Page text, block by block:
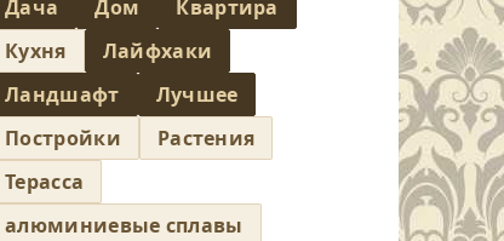
Дача
Дом
Квартира
Кухня
Лайфхаки
Ландшафт
Лучшее
Постройки
Растения
Терасса
алюминиевые сплавы